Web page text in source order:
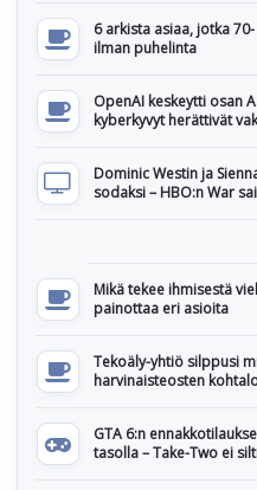
6 arkista asiaa, jotka
ilman puhelinta
OpenAI keskeytti osan
kyberkyvyt herättivät
Dominic Westin ja
sodaksi – HBO:n War
Mikä tekee ihmisestä
painottaa eri asioita
Tekoäly-yhtiö silppusi
harvinaisteosten
GTA 6:n
tasolla – Take-Two ei